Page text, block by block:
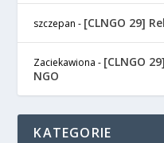
szczepan - [CLNGO 29]
Zaciekawiona - [CLNGO
NGO
KATEGORIE